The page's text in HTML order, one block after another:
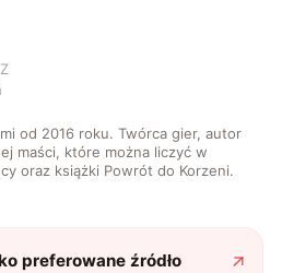
od 2016 roku. Twórca gier, autor
maści, które można liczyć w
oraz książki Powrót do Korzeni.
preferowane źródło